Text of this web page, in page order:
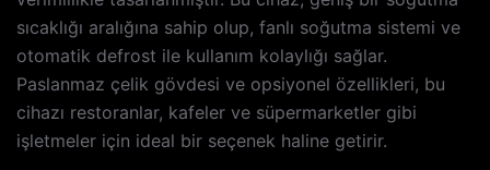
sıcaklığı aralığına sahip olup, fanlı soğutma sistemi ve
otomatik defrost ile kullanım kolaylığı sağlar.
Paslanmaz çelik gövdesi ve opsiyonel özellikleri, bu
cihazı restoranlar, kafeler ve süpermarketler gibi
işletmeler için ideal bir seçenek haline getirir.